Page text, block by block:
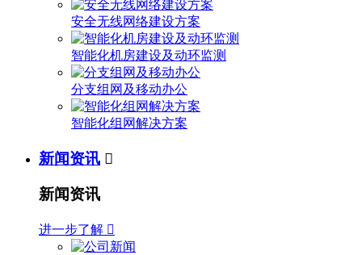
安全无线网络建设方案
智能化机房建设及动环监测
分支组网及移动办公
智能化组网解决方案
新闻资讯 
新闻资讯
进一步了解 